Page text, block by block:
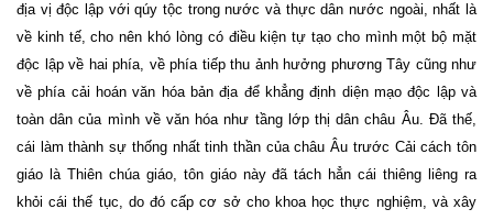
địa vị độc lập với qúy tộc trong nước và thực dân nước ngoài, nhất là
về kinh tế, cho nên khó lòng có điều kiện tự tạo cho mình một bộ mặt
độc lập về hai phía, về phía tiếp thu ảnh hưởng phương Tây cũng như
về phía cải hoán văn hóa bản địa để khẳng định diện mạo độc lập và
toàn dân của mình về văn hóa như tầng lớp thị dân châu Âu. Đã thế,
cái làm thành sự thống nhất tinh thần của châu Âu trước Cải cách tôn
giáo là Thiên chúa giáo, tôn giáo này đã tách hẳn cái thiêng liêng ra
khỏi cái thế tục, do đó cấp cơ sở cho khoa học thực nghiệm, và xây